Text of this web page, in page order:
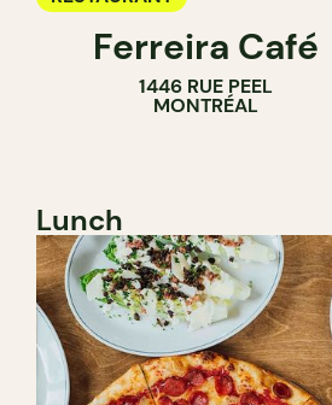
Ferreira Café
1446 RUE PEEL
MONTRÉAL
Lunch